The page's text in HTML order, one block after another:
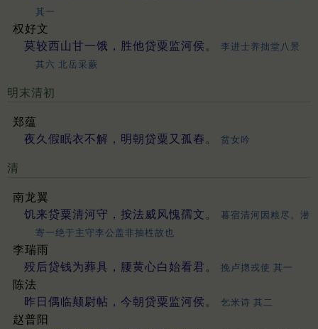
其一
权好文
莫较西山甘一饿，胜他贷粟监河侯。
李进士养拙堂八景
其六 北岳采蕨
明末清初
郑蕴
夜久假眠衣不解，明朝贷粟又孤舂。
贫女吟
清
南龙翼
饥来贷粟清河守，按法威风愧孺文。
暮宿清河因粮尽。潜
寄一绝于主守李公盖非抽栍故也
李瑞雨
殁后贷钱为葬具，腰黄心白始看君。
挽卢揔戎使 其一
陈法
昨日偶临颠尉帖，今朝贷粟监河侯。
乞米诗 其二
赵普阳